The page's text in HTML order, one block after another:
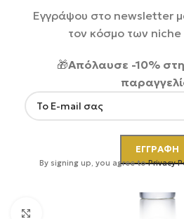
Εγγράψου στο newsletter
τον κόσμο των
🎁Απόλαυσε -10%
By signing up, you agree toPrivacy